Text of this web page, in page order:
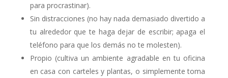
para procrastinar).
Sin distracciones (no hay nada demasiado divertido a
tu alrededor que te haga dejar de escribir; apaga el
teléfono para que los demás no te molesten).
Propio (cultiva un ambiente agradable en tu oficina
en casa con carteles y plantas, o simplemente toma